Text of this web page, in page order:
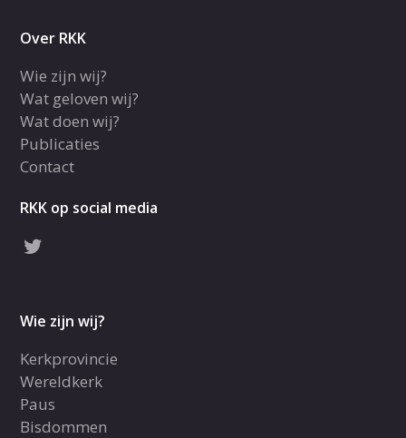
Over RKK
Wie zijn wij?
Wat geloven wij?
Wat doen wij?
Publicaties
Contact
RKK op social media
Wie zijn wij?
Kerkprovincie
Wereldkerk
Paus
Bisdommen